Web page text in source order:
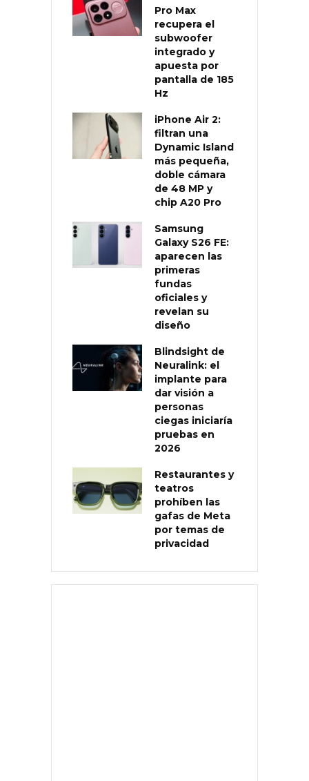
Pro Max
recupera el
subwoofer
integrado y
apuesta por
pantalla de 185
Hz
iPhone Air 2:
filtran una
Dynamic Island
más pequeña,
doble cámara
de 48 MP y
chip A20 Pro
Samsung
Galaxy S26 FE:
aparecen las
primeras
fundas
oficiales y
revelan su
diseño
Blindsight de
Neuralink: el
implante para
dar visión a
personas
ciegas iniciaría
pruebas en
2026
Restaurantes y
teatros
prohíben las
gafas de Meta
por temas de
privacidad